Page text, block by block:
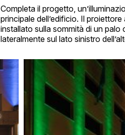
Completa il progetto,
principale dell’edificio. Il
installato sulla sommità di un
lateralmente sul lato sinistro